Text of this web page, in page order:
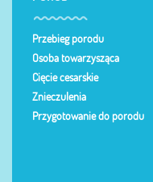
Przebieg porodu
Osoba towarzysząca
Cięcie cesarskie
Znieczulenia
Przygotowanie do porodu